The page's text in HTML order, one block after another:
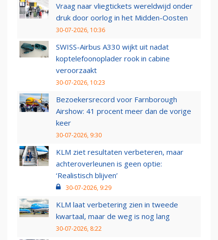
Vraag naar vliegtickets wereldwijd onder
druk door oorlog in het Midden-Oosten
30-07-2026, 10:36
SWISS-Airbus A330 wijkt uit nadat
koptelefoonoplader rook in cabine
veroorzaakt
30-07-2026, 10:23
Bezoekersrecord voor Farnborough
Airshow: 41 procent meer dan de vorige
keer
30-07-2026, 9:30
KLM ziet resultaten verbeteren, maar
achteroverleunen is geen optie:
‘Realistisch blijven’
30-07-2026, 9:29
KLM laat verbetering zien in tweede
kwartaal, maar de weg is nog lang
30-07-2026, 8:22